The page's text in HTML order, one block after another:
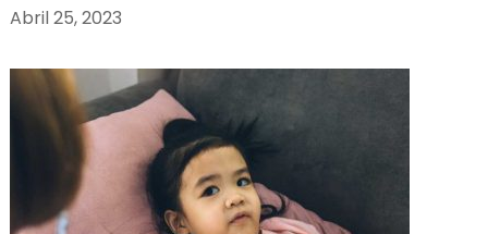
Abril 25, 2023